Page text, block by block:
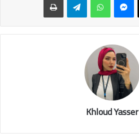
Khloud Yasser